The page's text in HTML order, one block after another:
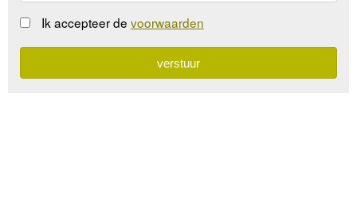
Ik accepteer de voorwaarden